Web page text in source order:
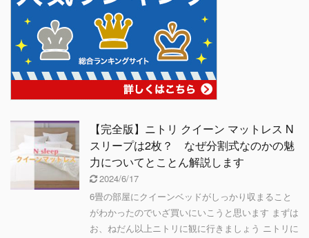
【完全版】ニトリ クイーン マットレス N
スリープは2枚？ なぜ分割式なのかの魅
力についてとことん解説します
2024/6/17
6畳の部屋にクイーンベッドがしっかり収まること
がわかったのでいざ買いにいこうと思います まずは
お、ねだん以上ニトリに観に行きましょう ニトリに